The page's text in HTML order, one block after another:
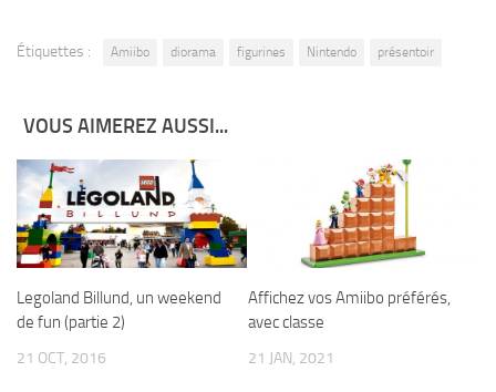
Étiquettes : Amiibo diorama figurines Nintendo présentoir
VOUS AIMEREZ AUSSI...
Legoland Billund, un weekend
de fun (partie 2)
21 OCT, 2016
Affichez vos Amiibo préférés,
avec classe
21 JAN, 2021